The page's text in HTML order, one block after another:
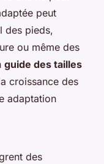
peut
des pieds,
ou même des
guide des tailles
croissance des
adaptation
des